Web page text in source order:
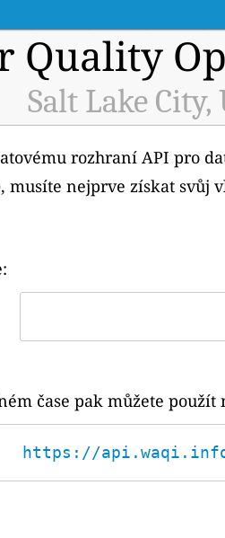
Quality
Salt Lake
rozhraní API pro
musíte nejprve získat svůj
čase pak můžete použít
https://api.waqi.info/